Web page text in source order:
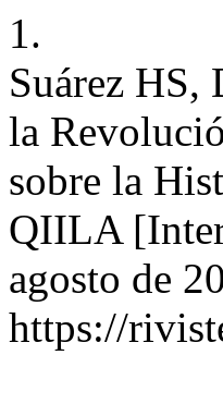
1.
Suárez HS,
la
sobre la
QIILA
agosto de
https://